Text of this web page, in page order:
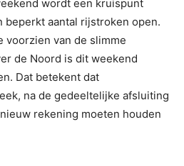
wordt een kruispunt
beperkt aantal rijstroken open.
voorzien van de slimme
de Noord is dit weekend
Dat betekent dat
na de gedeeltelijke afsluiting
rekening moeten houden